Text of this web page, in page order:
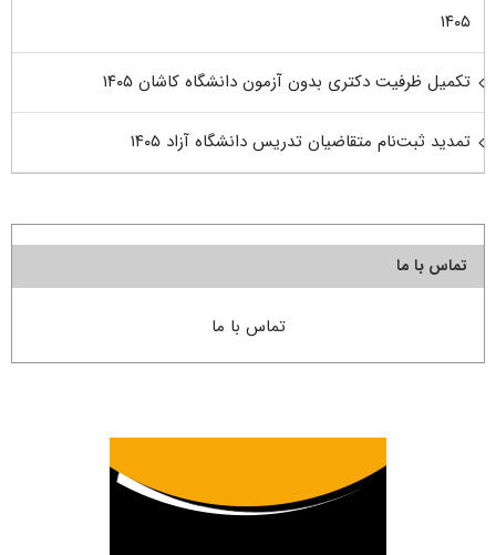
۱۴۰۵
تکمیل ظرفیت دکتری بدون آزمون دانشگاه کاشان ۱۴۰۵
تمدید ثبت‌نام متقاضیان تدریس دانشگاه آزاد ۱۴۰۵
تماس با ما
تماس با ما